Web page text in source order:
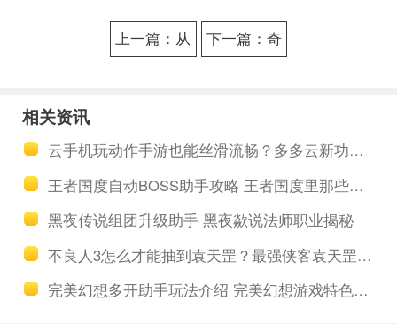
上一篇：从
点详解
下一篇：奇
相关资讯
云手机玩动作手游也能丝滑流畅？多多云新功能极效强化上线
王者国度自动BOSS助手攻略 王者国度里那些让人容易忽视的战力
黑夜传说组团升级助手 黑夜歘说法师职业揭秘
不良人3怎么才能抽到袁天罡？最强侠客袁天罡如何使用？
完美幻想多开助手玩法介绍 完美幻想游戏特色介绍